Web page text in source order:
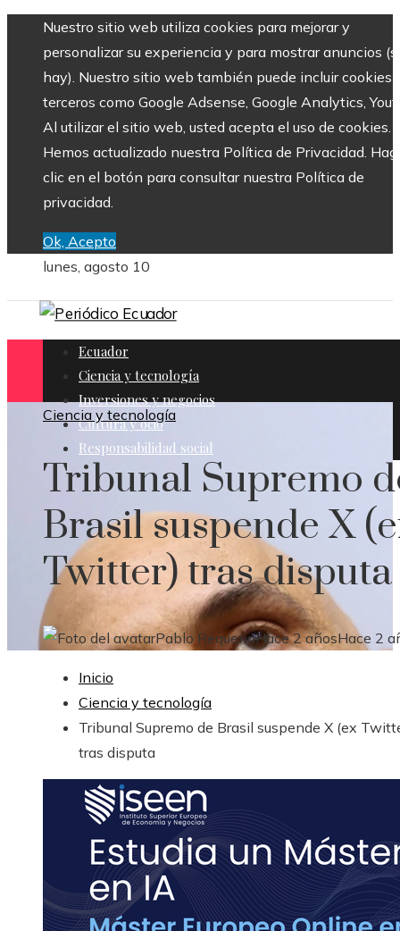
Nuestro sitio web utiliza cookies para mejorar y
personalizar su experiencia y para mostrar anuncios
hay). Nuestro sitio web también puede incluir cookies
terceros como Google Adsense, Google Analytics,
Al utilizar el sitio web, usted acepta el uso de cookies.
Hemos actualizado nuestra Política de Privacidad.
clic en el botón para consultar nuestra Política de
privacidad.
Ok, Acepto
lunes, agosto 10
Ecuador
Ciencia y tecnología
Inversiones y negocios
Cultura y ocio
Responsabilidad social
Ciencia y tecnología
Tribunal Supremo
Brasil suspende X
Twitter) tras disputa
Pablo RequenaHace 2 añosHace 2
Inicio
Ciencia y tecnología
Tribunal Supremo de Brasil suspende X (ex
tras disputa